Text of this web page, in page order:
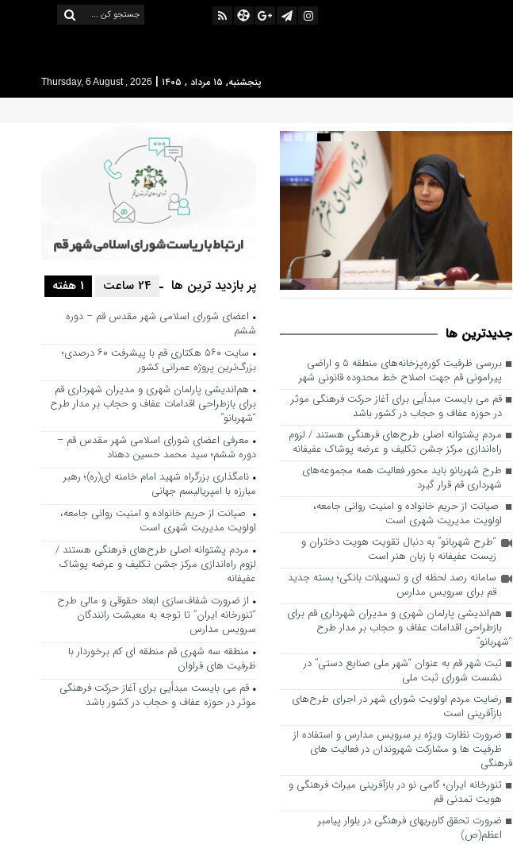
پنجشنبه, ۱۵ مرداد , ۱۴۰۵ |
Thursday, 6 August , 2026
جديدترين ها
بررسی ظرفیت کوره‌پزخانه‌های منطقه ۵ و اراضی
پیرامونی قم جهت اصلاح خط محدوده قانونی شهر
قم می بایست مبدأیی برای آغاز حرکت فرهنگی موثر
در حوزه عفاف و حجاب در کشور باشد
مردم پشتوانه اصلی طرح‌های فرهنگی هستند / لزوم
راه‌اندازی مرکز جشن تکلیف و عرضه پوشاک عفیفانه
طرح شهربانو باید محور فعالیت همه مجموعه‌های
شهرداری قم قرار گیرد
صیانت از حریم خانواده و امنیت روانی جامعه،
اولویت مدیریت شهری است
“طرح شهربانو” به دنبال تقویت هویت دختران و
زیست عفیفانه با زبان هنر است
سامانه رصد لحظه ای و تسهیلات بانکی؛ بسته جدید
قم برای سرویس مدارس
هم‌اندیشی پارلمان شهری و مدیران شهرداری قم برای
بازطراحی اقدامات عفاف و حجاب بر مدار طرح
“شهربانو”
ثبت شهر قم به عنوان “شهر ملی صنایع دستی” در
نشست شورای ثبت ملی
رضایت مردم اولویت شورای شهر در اجرای طرح‌های
بازآفرینی است
ضرورت نظارت ویژه بر سرویس مدارس و استفاده از
ظرفیت ها و مشارکت شهروندان در فعالیت های
فرهنگی
تنورخانه ایران؛ گامی نو در بازآفرینی میراث فرهنگی و
هویت تمدنی قم
ضرورت تحقق کاربری­های فرهنگی در بلوار پیامبر
اعظم(ص)
پر بازدید ترین ها 1 هفته 24 ساعت
اعضای شورای اسلامی شهر مقدس قم – دوره
ششم
سایت ۵۶۰ هکتاری قم با پیشرفت ۶۰ درصدی؛
بزرگ‌ترین پروژه عمرانی کشور
هم‌اندیشی پارلمان شهری و مدیران شهرداری قم
برای بازطراحی اقدامات عفاف و حجاب بر مدار طرح
“شهربانو”
معرفی اعضای شورای اسلامی شهر مقدس قم –
دوره ششم؛ سید محمد حسین دهناد
نامگذاری بزرگراه شهید امام خامنه ای(ره)؛ رهبر
مبارزه با امپریالیسم جهانی
صیانت از حریم خانواده و امنیت روانی جامعه،
اولویت مدیریت شهری است
مردم پشتوانه اصلی طرح‌های فرهنگی هستند /
لزوم راه‌اندازی مرکز جشن تکلیف و عرضه پوشاک
عفیفانه
از ضرورت شفاف‌سازی ابعاد حقوقی و مالی طرح
“تنورخانه ایران” تا توجه به معیشت رانندگان
سرویس مدارس
منطقه سه شهری قم منطقه ای کم برخوردار با
ظرفیت های فراوان
قم می بایست مبدأیی برای آغاز حرکت فرهنگی
موثر در حوزه عفاف و حجاب در کشور باشد